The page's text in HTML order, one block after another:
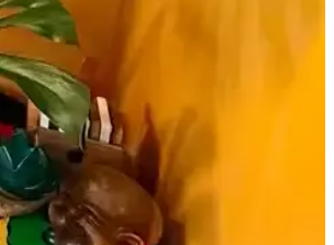
dekorasyonda şıklık sağlar.
ve konfor sunuyor.